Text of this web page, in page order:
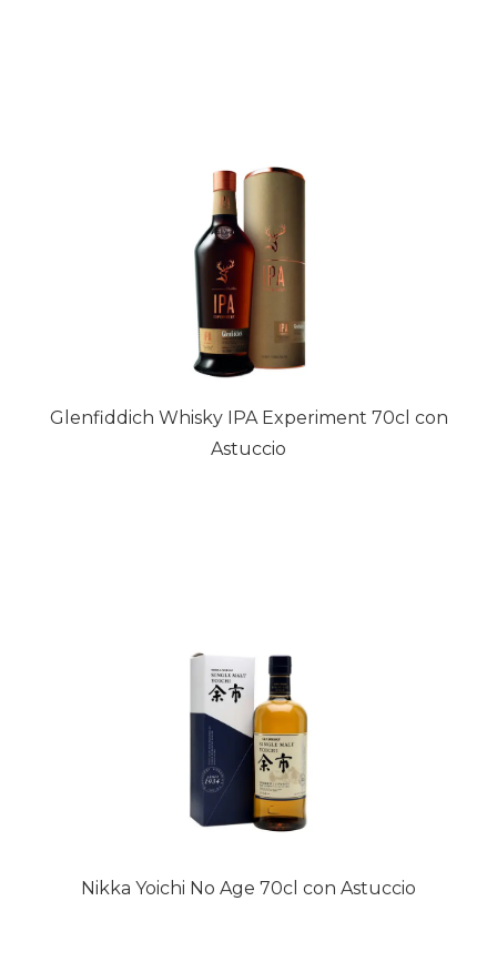
Glenfiddich Whisky IPA Experiment 70cl con
Astuccio
Nikka Yoichi No Age 70cl con Astuccio